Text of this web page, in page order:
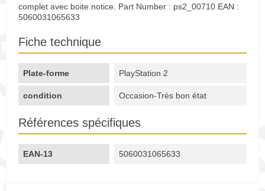
complet avec boite notice. Part Number : ps2_00710 EAN :
5060031065633
Fiche technique
Plate-forme PlayStation 2
condition Occasion-Très bon état
Références spécifiques
EAN-13 5060031065633